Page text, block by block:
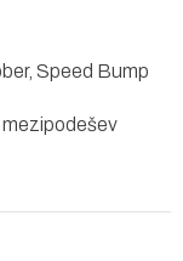
Speed Bump